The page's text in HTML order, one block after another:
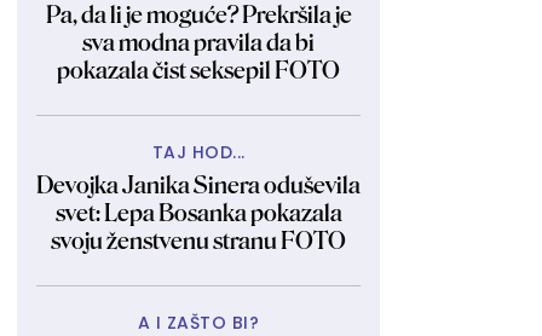
Pa, da li je moguće? Prekršila je
sva modna pravila da bi
pokazala čist seksepil FOTO
TAJ HOD...
Devojka Janika Sinera oduševila
svet: Lepa Bosanka pokazala
svoju ženstvenu stranu FOTO
A I ZAŠTO BI?